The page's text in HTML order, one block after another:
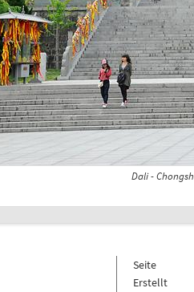
Dali -
Seite
Erstellt